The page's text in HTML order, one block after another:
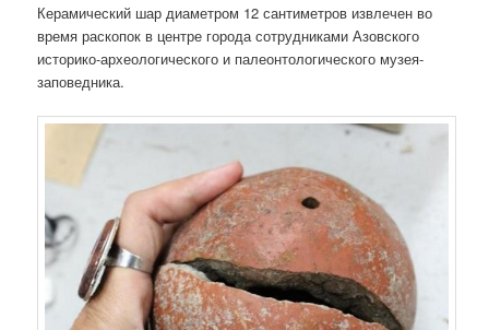
Керамический шар диаметром 12 сантиметров извлечен во
время раскопок в центре города сотрудниками Азовского
историко-археологического и палеонтологического музея-
заповедника.